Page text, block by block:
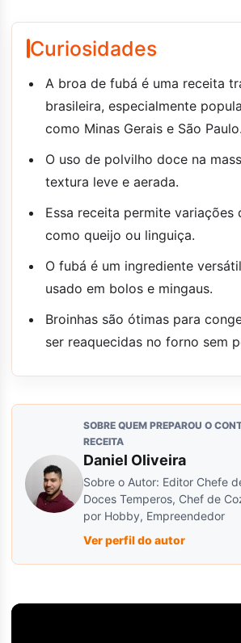
Curiosidades
A broa de fubá é uma receita
brasileira, especialmente
como Minas Gerais e São Paulo.
O uso de polvilho doce na
textura leve e aerada.
Essa receita permite variações
como queijo ou linguiça.
O fubá é um ingrediente
usado em bolos e mingaus.
Broinhas são ótimas para
ser reaquecidas no forno sem
SOBRE QUEM PREPAROU O
RECEITA
Daniel Oliveira
Sobre o Autor: Editor Chefe
Doces Temperos, Chef de
por Hobby, Empreendedor
Ver perfil do autor